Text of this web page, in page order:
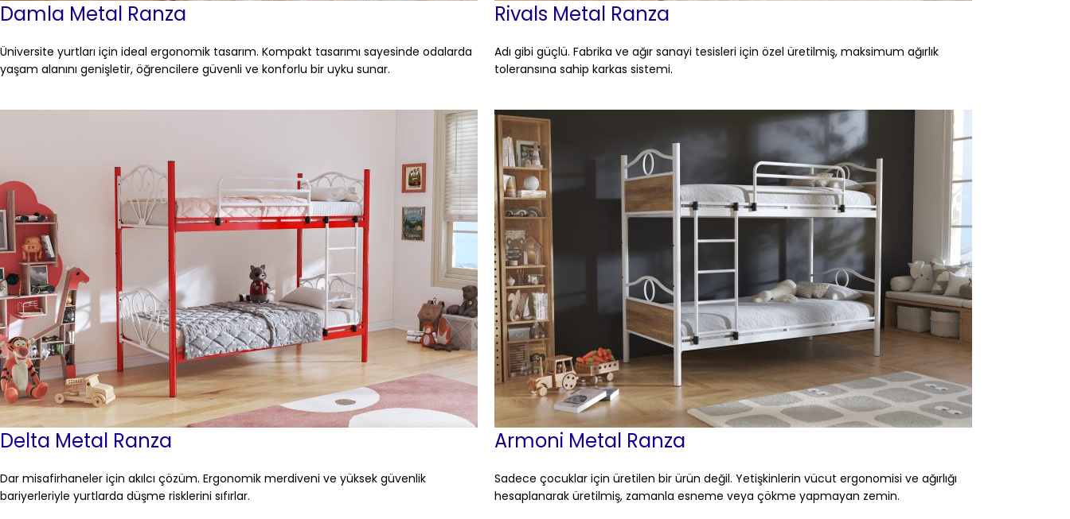
Damla Metal Ranza
Üniversite yurtları için ideal ergonomik tasarım. Kompakt tasarımı sayesinde odalarda
yaşam alanını genişletir, öğrencilere güvenli ve konforlu bir uyku sunar.
Rivals Metal Ranza
Adı gibi güçlü. Fabrika ve ağır sanayi tesisleri için özel üretilmiş, maksimum ağırlık
toleransına sahip karkas sistemi.
Delta Metal Ranza
Dar misafirhaneler için akılcı çözüm. Ergonomik merdiveni ve yüksek güvenlik
bariyerleriyle yurtlarda düşme risklerini sıfırlar.
Armoni Metal Ranza
Sadece çocuklar için üretilen bir ürün değil. Yetişkinlerin vücut ergonomisi ve ağırlığı
hesaplanarak üretilmiş, zamanla esneme veya çökme yapmayan zemin.